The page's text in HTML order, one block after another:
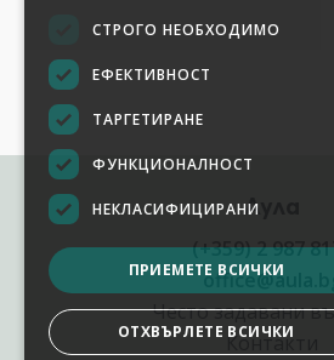
Аула
(+359) 2 987
office@aula.bg
Често задавани
Контакти
СТРОГО НЕОБХОДИМО
ЕФЕКТИВНОСТ
ТАРГЕТИРАНЕ
ФУНКЦИОНАЛНОСТ
НЕКЛАСИФИЦИРАНИ
ПРИЕМЕТЕ ВСИЧКИ
ОТХВЪРЛЕТЕ ВСИЧКИ